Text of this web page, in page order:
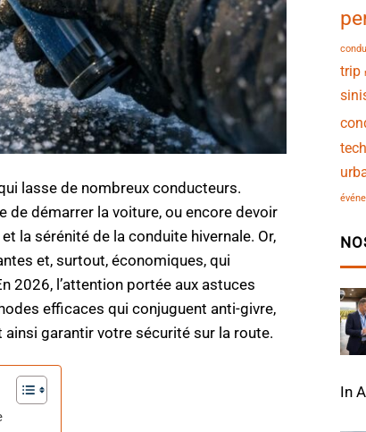
lasse de nombreux conducteurs.
de démarrer la voiture, ou encore devoir
la sérénité de la conduite hivernale. Or,
et, surtout, économiques, qui
2026, l’attention portée aux astuces
efficaces qui conjuguent anti-givre,
garantir votre sécurité sur la route.
trip
In